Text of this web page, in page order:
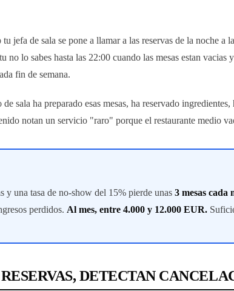
jefa de sala se pone a llamar a las reservas de la noche
lo sabes hasta las 22:00 cuando las mesas estan
fin de semana.
sala ha preparado esas mesas, ha reservado
notan un servicio "raro" porque el restaurante medio
y una tasa de no-show del 15% pierde unas 3 mesas cada
perdidos. Al mes, entre 4.000 y 12.000 EUR.
DETECTAN